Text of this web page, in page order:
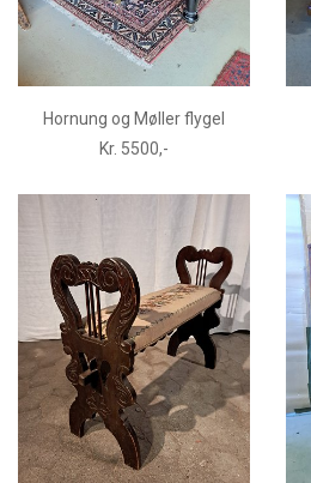
Hornung og Møller flygel
Kr. 5500,-